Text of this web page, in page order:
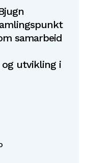
samarbeid
utvikling i